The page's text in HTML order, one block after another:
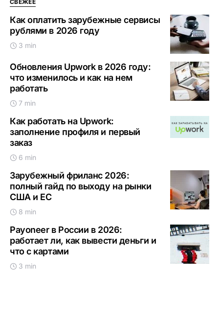
СВЕЖЕЕ
Как оплатить зарубежные сервисы
рублями в 2026 году
3 min
Обновления Upwork в 2026 году:
что изменилось и как на нем
работать
7 min
Как работать на Upwork:
заполнение профиля и первый
заказ
6 min
Зарубежный фриланс 2026:
полный гайд по выходу на рынки
США и ЕС
8 min
Payoneer в России в 2026:
работает ли, как вывести деньги и
что с картами
3 min